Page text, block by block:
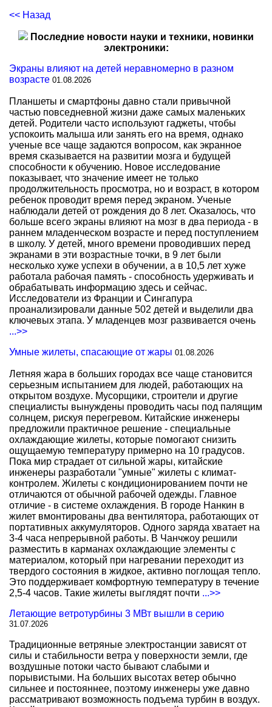
<< Назад
Последние новости науки и техники, новинки
электроники:
Экраны влияют на детей неравномерно в разном
возрасте 01.08.2026
Планшеты и смартфоны давно стали привычной
частью повседневной жизни даже самых маленьких
детей. Родители часто используют гаджеты, чтобы
успокоить малыша или занять его на время, однако
ученые все чаще задаются вопросом, как экранное
время сказывается на развитии мозга и будущей
способности к обучению. Новое исследование
показывает, что значение имеет не только
продолжительность просмотра, но и возраст, в котором
ребенок проводит время перед экраном. Ученые
наблюдали детей от рождения до 8 лет. Оказалось, что
больше всего экраны влияют на мозг в два периода - в
раннем младенческом возрасте и перед поступлением
в школу. У детей, много времени проводивших перед
экранами в эти возрастные точки, в 9 лет были
несколько хуже успехи в обучении, а в 10,5 лет хуже
работала рабочая память - способность удерживать и
обрабатывать информацию здесь и сейчас.
Исследователи из Франции и Сингапура
проанализировали данные 502 детей и выделили два
ключевых этапа. У младенцев мозг развивается очень
...>>
Умные жилеты, спасающие от жары 01.08.2026
Летняя жара в больших городах все чаще становится
серьезным испытанием для людей, работающих на
открытом воздухе. Мусорщики, строители и другие
специалисты вынуждены проводить часы под палящим
солнцем, рискуя перегревом. Китайские инженеры
предложили практичное решение - специальные
охлаждающие жилеты, которые помогают снизить
ощущаемую температуру примерно на 10 градусов.
Пока мир страдает от сильной жары, китайские
инженеры разработали "умные" жилеты с климат-
контролем. Жилеты с кондиционированием почти не
отличаются от обычной рабочей одежды. Главное
отличие - в системе охлаждения. В городе Нанкин в
жилет вмонтированы два вентилятора, работающих от
портативных аккумуляторов. Одного заряда хватает на
3-4 часа непрерывной работы. В Чанчжоу решили
разместить в карманах охлаждающие элементы с
материалом, который при нагревании переходит из
твердого состояния в жидкое, активно поглощая тепло.
Это поддерживает комфортную температуру в течение
2,5-4 часов. Такие жилеты выглядят почти ...>>
Летающие ветротурбины 3 МВт вышли в серию
31.07.2026
Традиционные ветряные электростанции зависят от
силы и стабильности ветра у поверхности земли, где
воздушные потоки часто бывают слабыми и
порывистыми. На больших высотах ветер обычно
сильнее и постояннее, поэтому инженеры уже давно
рассматривают возможность подъема турбин в воздух.